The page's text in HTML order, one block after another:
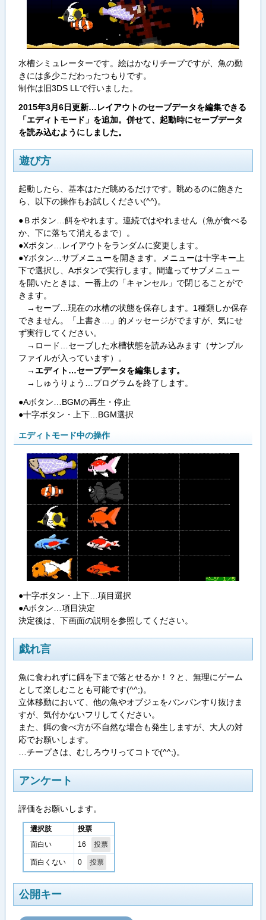
水槽シミュレーターです。絵はかなりチープですが、魚の動
きには多少こだわったつもりです。
制作は旧3DS LLで行いました。
2015年3月6日更新…レイアウトのセーブデータを編集できる
「エディトモード」を追加。併せて、起動時にセーブデータ
を読み込むようにしました。
遊び方
起動したら、基本はただ眺めるだけです。眺めるのに飽きた
ら、以下の操作もお試しください(^^)。
●Ｂボタン…餌をやれます。連続ではやれません（魚が食べる
か、下に落ちて消えるまで）。
●Xボタン…レイアウトをランダムに変更します。
●Yボタン…サブメニューを開きます。メニューは十字キー上
下で選択し、Aボタンで実行します。間違ってサブメニュー
を開いたときは、一番上の「キャンセル」で閉じることがで
きます。
→セーブ…現在の水槽の状態を保存します。1種類しか保存
できません。「上書き…」的メッセージがでますが、気にせ
ず実行してください。
→ロード…セーブした水槽状態を読み込みます（サンプル
ファイルが入っています）。
→エディト…セーブデータを編集します。
→しゅうりょう…プログラムを終了します。
●Aボタン…BGMの再生・停止
●十字ボタン・上下…BGM選択
エディトモード中の操作
●十字ボタン・上下…項目選択
●Aボタン…項目決定
決定後は、下画面の説明を参照してください。
戯れ言
魚に食われずに餌を下まで落とせるか！？と、無理にゲーム
として楽しむことも可能です(^^;)。
立体移動において、他の魚やオブジェをバンバンすり抜けま
すが、気付かないフリしてください。
また、餌の食べ方が不自然な場合も発生しますが、大人の対
応でお願いします。
…チープさは、むしろウリってコトで(^^;)。
アンケート
評価をお願いします。
選択肢 投票
面白い 16
面白くない 0
公開キー